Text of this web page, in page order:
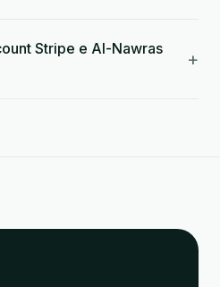
Stripe e Al-Nawras
+